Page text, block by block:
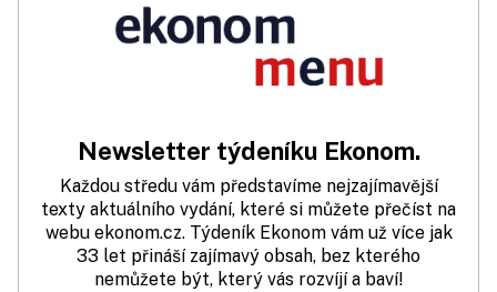
Newsletter týdeníku Ekonom.
Každou středu vám představíme nejzajímavější
texty aktuálního vydání, které si můžete přečíst na
webu ekonom.cz. Týdeník Ekonom vám už více jak
33 let přináší zajímavý obsah, bez kterého
nemůžete být, který vás rozvíjí a baví!